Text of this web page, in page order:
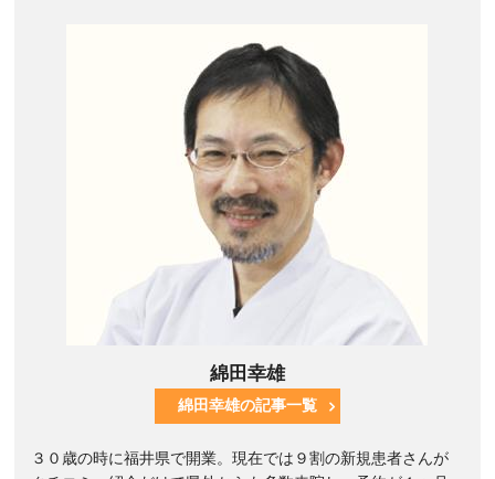
綿田幸雄
綿田幸雄の記事一覧
３０歳の時に福井県で開業。現在では９割の新規患者さんが